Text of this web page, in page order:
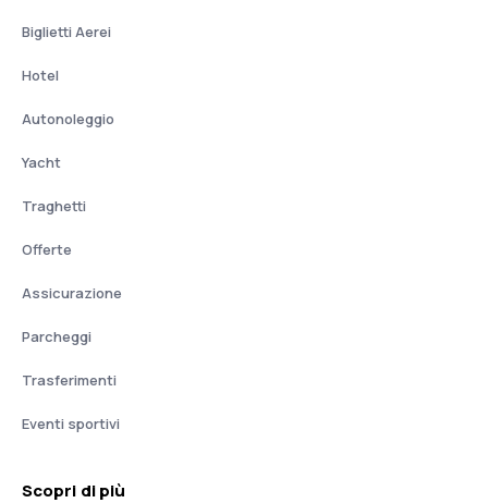
Biglietti Aerei
Hotel
Autonoleggio
Yacht
Traghetti
Offerte
Assicurazione
Parcheggi
Trasferimenti
Eventi sportivi
Scopri di più